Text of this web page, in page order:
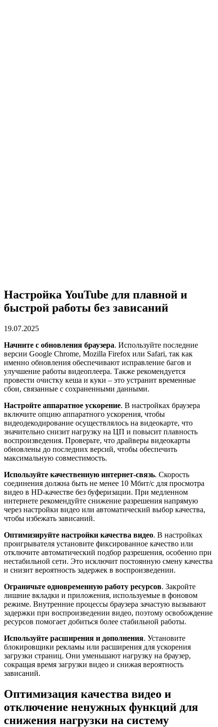
Настройка YouTube для плавной и
быстрой работы без зависаний
19.07.2025
Начните с обновления браузера. Используйте последние
версии Google Chrome, Mozilla Firefox или Safari, так как
именно обновления обеспечивают исправление багов и
улучшение работы видеоплеера. Также рекомендуется
провести очистку кеша и куки – это устранит временные
сбои, связанные с сохраненными данными.
Настройте аппаратное ускорение. В настройках браузера
включите опцию аппаратного ускорения, чтобы
видеодекодирование осуществлялось на видеокарте, что
значительно снизит нагрузку на ЦП и повысит плавность
воспроизведения. Проверьте, что драйверы видеокарты
обновлены до последних версий, чтобы обеспечить
максимальную совместимость.
Используйте качественную интернет-связь. Скорость
соединения должна быть не менее 10 Мбит/с для просмотра
видео в HD-качестве без буферизации. При медленном
интернете рекомендуйте снижение разрешения напрямую
через настройки видео или автоматический выбор качества,
чтобы избежать зависаний.
Оптимизируйте настройки качества видео. В настройках
проигрывателя установите фиксированное качество или
отключите автоматический подбор разрешения, особенно при
нестабильной сети. Это исключит постоянную смену качества
и снизит вероятность задержек в воспроизведении.
Ограничьте одновременную работу ресурсов. Закройте
лишние вкладки и приложения, используемые в фоновом
режиме. Внутренние процессы браузера зачастую вызывают
задержки при воспроизведении видео, поэтому освобождение
ресурсов помогает добиться более стабильной работы.
Используйте расширения и дополнения. Установите
блокировщики рекламы или расширения для ускорения
загрузки страниц. Они уменьшают нагрузку на браузер,
сокращая время загрузки видео и снижая вероятность
зависаний.
Оптимизация качества видео и
отключение ненужных функций для
снижения нагрузки на систему